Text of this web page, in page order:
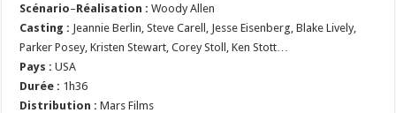
Scénario–Réalisation :Woody Allen
Casting : Jeannie Berlin, Steve Carell, Jesse Eisenberg, Blake Lively,
Parker Posey, Kristen Stewart, Corey Stoll, Ken Stott…
Pays : USA
Durée : 1h36
Distribution : Mars Films